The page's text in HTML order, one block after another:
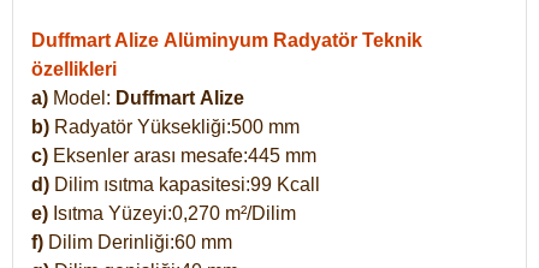
Duffmart Alize Alüminyum Radyatör Teknik
özellikleri
a) Model: Duffmart Alize
b) Radyatör Yüksekliği:500 mm
c) Eksenler arası mesafe:445 mm
d) Dilim ısıtma kapasitesi:99 Kcall
e) Isıtma Yüzeyi:0,270 m²/Dilim
f) Dilim Derinliği:60 mm